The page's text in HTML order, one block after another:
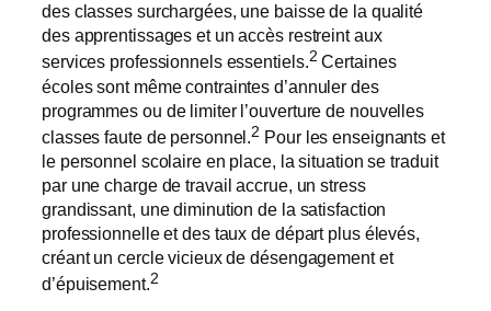
des classes surchargées, une baisse de la qualité
des apprentissages et un accès restreint aux
services professionnels essentiels.2 Certaines
écoles sont même contraintes d’annuler des
programmes ou de limiter l’ouverture de nouvelles
classes faute de personnel.2 Pour les enseignants et
le personnel scolaire en place, la situation se traduit
par une charge de travail accrue, un stress
grandissant, une diminution de la satisfaction
professionnelle et des taux de départ plus élevés,
créant un cercle vicieux de désengagement et
d’épuisement.2